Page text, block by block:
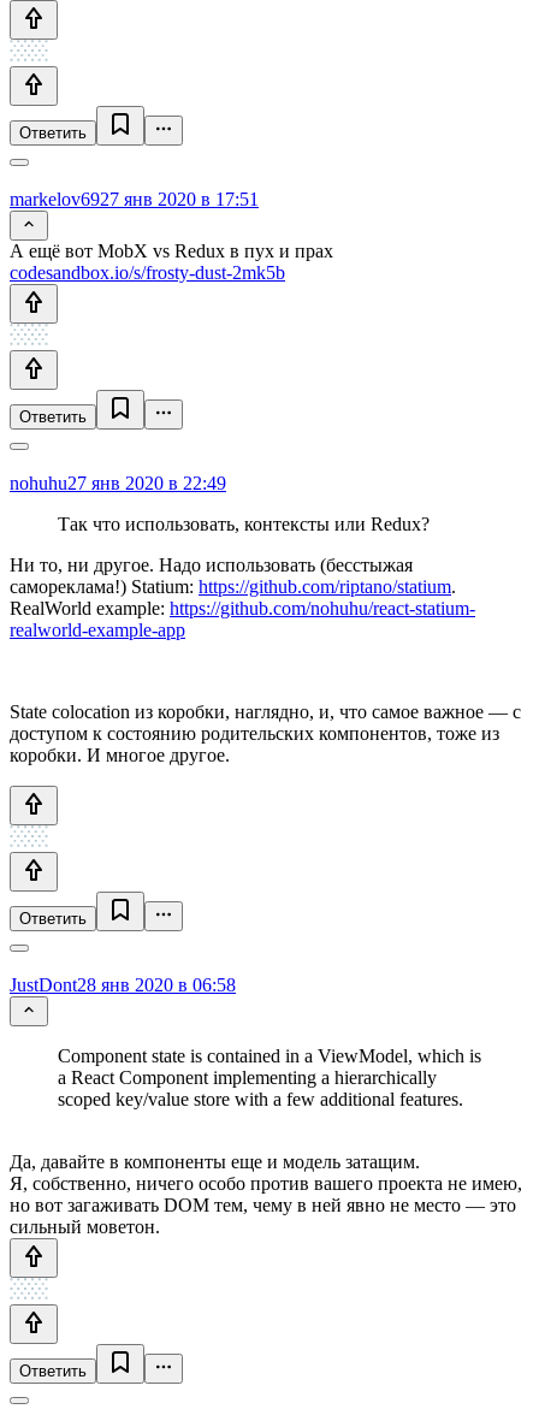
Ответить
markelov6927 янв 2020 в 17:51
А ещё вот MobX vs Redux в пух и прах
codesandbox.io/s/frosty-dust-2mk5b
Ответить
nohuhu27 янв 2020 в 22:49
Так что использовать, контексты или Redux?
Ни то, ни другое. Надо использовать (бесстыжая
самореклама!) Statium: https://github.com/riptano/statium.
RealWorld example: https://github.com/nohuhu/react-statium-
realworld-example-app
State colocation из коробки, наглядно, и, что самое важное — с
доступом к состоянию родительских компонентов, тоже из
коробки. И многое другое.
Ответить
JustDont28 янв 2020 в 06:58
Component state is contained in a ViewModel, which is
a React Component implementing a hierarchically
scoped key/value store with a few additional features.
Да, давайте в компоненты еще и модель затащим.
Я, собственно, ничего особо против вашего проекта не имею,
но вот загаживать DOM тем, чему в ней явно не место — это
сильный моветон.
Ответить